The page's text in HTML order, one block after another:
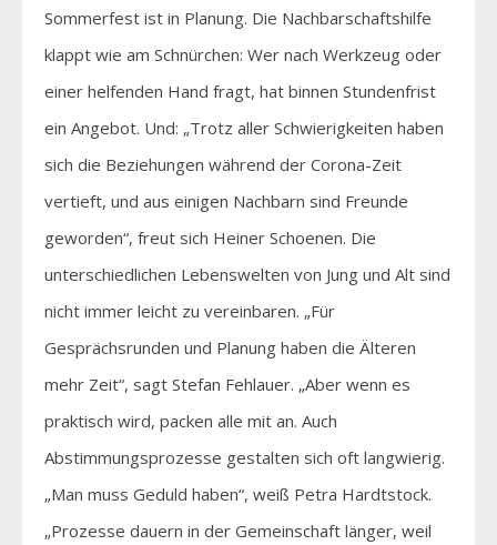
Sommerfest ist in Planung. Die Nachbarschaftshilfe
klappt wie am Schnürchen: Wer nach Werkzeug oder
einer helfenden Hand fragt, hat binnen Stundenfrist
ein Angebot. Und: „Trotz aller Schwierigkeiten haben
sich die Beziehungen während der Corona-Zeit
vertieft, und aus einigen Nachbarn sind Freunde
geworden“, freut sich Heiner Schoenen. Die
unterschiedlichen Lebenswelten von Jung und Alt sind
nicht immer leicht zu vereinbaren. „Für
Gesprächsrunden und Planung haben die Älteren
mehr Zeit“, sagt Stefan Fehlauer. „Aber wenn es
praktisch wird, packen alle mit an. Auch
Abstimmungsprozesse gestalten sich oft langwierig.
„Man muss Geduld haben“, weiß Petra Hardtstock.
„Prozesse dauern in der Gemeinschaft länger, weil